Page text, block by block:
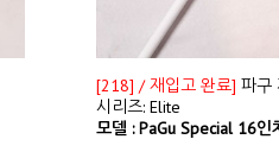
[218] / 재입고 완료] 파구
시리즈: Elite
모델 : PaGu Special 16인